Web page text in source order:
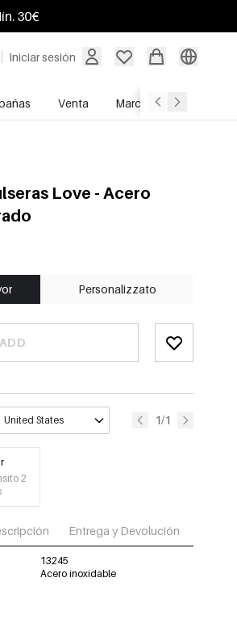
30€
Iniciar sesión
Venta Marcas
Love - Acero
Personalizzato
ADD
United States 1/1
2
Entrega y Devolución
13245
Acero inoxidable